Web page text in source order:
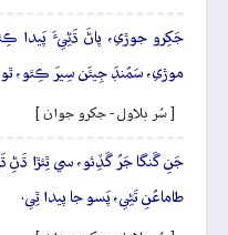
جَکِرو جوڙي، پاڻَ ڌَڻِيءَ
موڙي، سَمُنڊَ جِيئَن سِيرَ ڪِئو، ٿو
[ سُر بلاول - جکرو جوان ]
جَنِ گَنگا جَرُ گَڏِئو، سي ٿِئڙا ڌَڻِ
طاماعُنِ تَڻِي، پَسو جا پيدا ٿِي.